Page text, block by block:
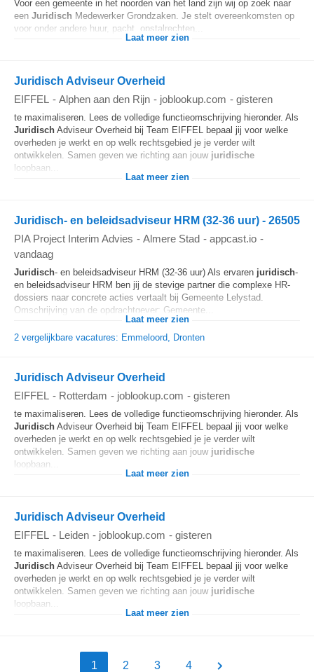
Voor een gemeente in het noorden van het land zijn wij op zoek naar
een Juridisch Medewerker Grondzaken. Je stelt overeenkomsten op
voor onder andere huur, pacht, opstalrechten...
Laat meer zien
Juridisch Adviseur Overheid
EIFFEL - Alphen aan den Rijn - joblookup.com - gisteren
te maximaliseren. Lees de volledige functieomschrijving hieronder. Als
Juridisch Adviseur Overheid bij Team EIFFEL bepaal jij voor welke
overheden je werkt en op welk rechtsgebied je je verder wilt
ontwikkelen. Samen geven we richting aan jouw juridische
loopbaan...
Laat meer zien
Juridisch- en beleidsadviseur HRM (32-36 uur) - 26505
PIA Project Interim Advies - Almere Stad - appcast.io -
vandaag
Juridisch- en beleidsadviseur HRM (32-36 uur) Als ervaren juridisch-
en beleidsadviseur HRM ben jij de stevige partner die complexe HR-
dossiers naar concrete acties vertaalt bij Gemeente Lelystad.
Omschrijving van de opdrachtgever: Gemeente...
Laat meer zien
2 vergelijkbare vacatures: Emmeloord, Dronten
Juridisch Adviseur Overheid
EIFFEL - Rotterdam - joblookup.com - gisteren
te maximaliseren. Lees de volledige functieomschrijving hieronder. Als
Juridisch Adviseur Overheid bij Team EIFFEL bepaal jij voor welke
overheden je werkt en op welk rechtsgebied je je verder wilt
ontwikkelen. Samen geven we richting aan jouw juridische
loopbaan...
Laat meer zien
Juridisch Adviseur Overheid
EIFFEL - Leiden - joblookup.com - gisteren
te maximaliseren. Lees de volledige functieomschrijving hieronder. Als
Juridisch Adviseur Overheid bij Team EIFFEL bepaal jij voor welke
overheden je werkt en op welk rechtsgebied je je verder wilt
ontwikkelen. Samen geven we richting aan jouw juridische
loopbaan...
Laat meer zien
1 2 3 4